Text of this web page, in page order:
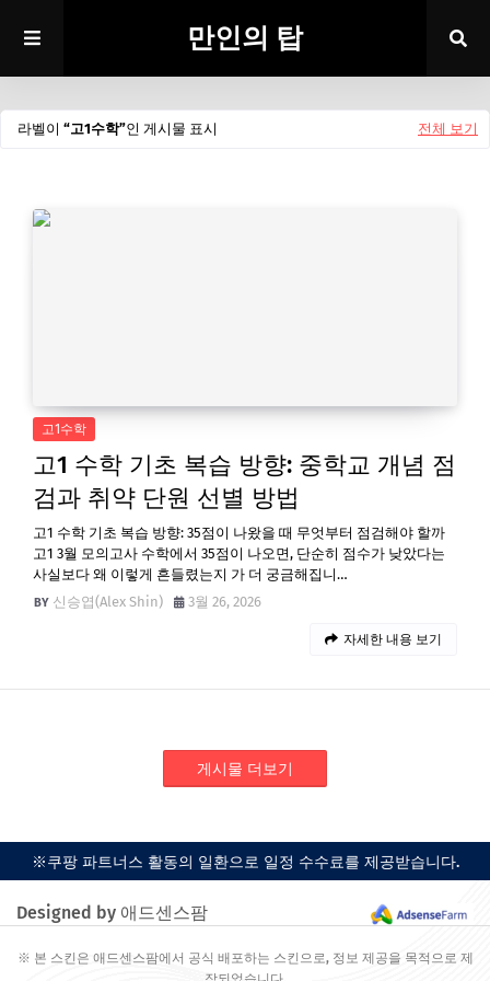
만인의 탑
라벨이 고1수학 인 게시물 표시 전체 보기
고1수학
고1 수학 기초 복습 방향: 중학교 개념 점
검과 취약 단원 선별 방법
고1 수학 기초 복습 방향: 35점이 나왔을 때 무엇부터 점검해야 할까
고1 3월 모의고사 수학에서 35점이 나오면, 단순히 점수가 낮았다는
사실보다 왜 이렇게 흔들렸는지 가 더 궁금해집니…
신승엽(Alex Shin)
3월 26, 2026
자세한 내용 보기
게시물 더보기
※쿠팡 파트너스 활동의 일환으로 일정 수수료를 제공받습니다.
Designed by 애드센스팜
※ 본 스킨은 애드센스팜에서 공식 배포하는 스킨으로, 정보 제공을 목적으로 제